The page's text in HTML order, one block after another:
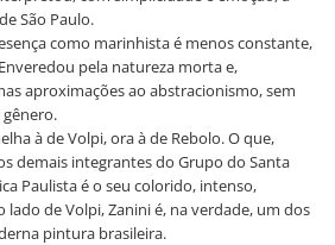
São Paulo.
como marinhista é menos constante,
pela natureza morta e,
aproximações ao abstracionismo, sem
à de Volpi, ora à de Rebolo. O que,
demais integrantes do Grupo do Santa
Paulista é o seu colorido, intenso,
lado de Volpi, Zanini é, na verdade, um dos
pintura brasileira.